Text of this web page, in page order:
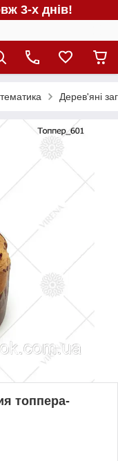
3-х днів!
Дерев'яні
топпера-